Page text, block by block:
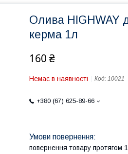
Олива HIGHWAY
керма 1л
160 ₴
Немає в наявності Код: 10021
+380 (67) 625-89-66
повернення товару протягом